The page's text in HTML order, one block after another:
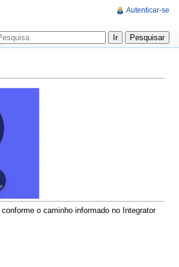
conforme o caminho informado no Integrator
Autenticar-se